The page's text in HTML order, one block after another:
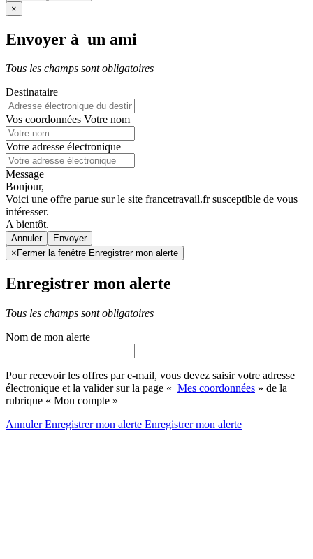
×
Envoyer à un ami
Tous les champs sont obligatoires
Destinataire
Vos coordonnées Votre nom
Votre adresse électronique
Message
Bonjour,
Voici une offre parue sur le site francetravail.fr susceptible de vous
intéresser.
A bientôt.
Annuler
× Fermer la fenêtre Enregistrer mon alerte
Enregistrer mon alerte
Tous les champs sont obligatoires
Nom de mon alerte
Pour recevoir les offres par e-mail, vous devez saisir votre adresse
électronique et la valider sur la page « Mes coordonnées » de la
rubrique « Mon compte »
AnnulerEnregistrer mon alerte Enregistrermon alerte